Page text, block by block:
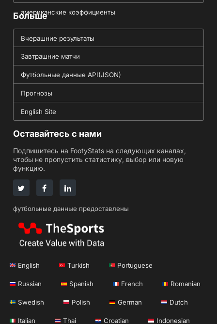
американские коэффициенты
Больше
Вчерашние результаты
Завтрашние матчи
Футбольные данные API(JSON)
Прогнозы
English Site
Оставайтесь с нами
Подпишитесь на FootyStats на следующих каналах,
чтобы не пропустить статистику, выбор или новую
функцию.
футбольные данные предоставлены
English Turkish Portuguese
Russian Spanish French Romanian
Swedish Polish German Dutch
Italian Thai Croatian Indonesian